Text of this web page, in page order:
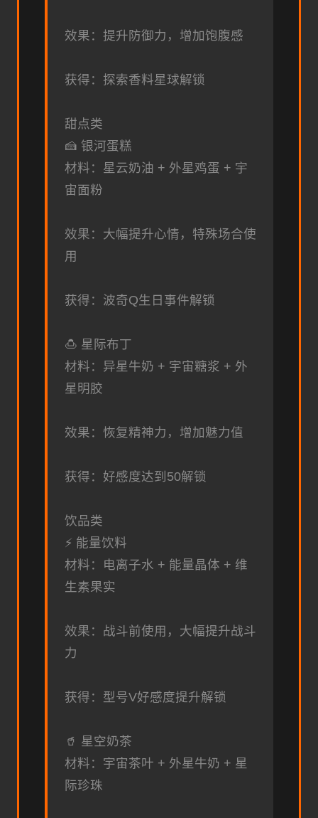
效果：提升防御力，增加饱腹感
获得：探索香料星球解锁
甜点类
🍰 银河蛋糕
材料：星云奶油 + 外星鸡蛋 + 宇
宙面粉
效果：大幅提升心情，特殊场合使
用
获得：波奇Q生日事件解锁
🍮 星际布丁
材料：异星牛奶 + 宇宙糖浆 + 外
星明胶
效果：恢复精神力，增加魅力值
获得：好感度达到50解锁
饮品类
⚡ 能量饮料
材料：电离子水 + 能量晶体 + 维
生素果实
效果：战斗前使用，大幅提升战斗
力
获得：型号V好感度提升解锁
🥤 星空奶茶
材料：宇宙茶叶 + 外星牛奶 + 星
际珍珠